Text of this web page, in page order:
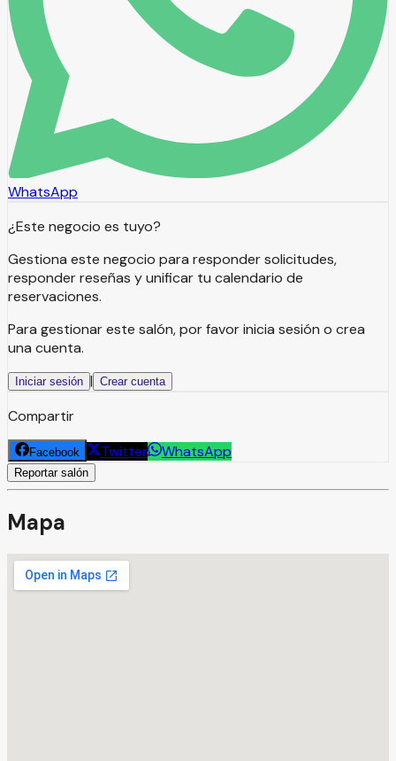
WhatsApp
¿Este negocio es tuyo?
Gestiona este negocio para responder solicitudes,
responder reseñas y unificar tu calendario de
reservaciones.
Para gestionar este salón, por favor inicia sesión o crea
una cuenta.
Iniciar sesión | Crear cuenta
Compartir
Facebook Twitter WhatsApp
Reportar salón
Mapa